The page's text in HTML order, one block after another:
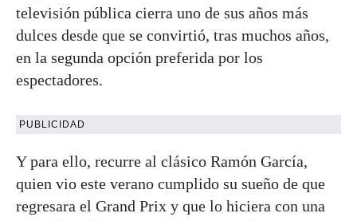
televisión pública cierra uno de sus años más
dulces desde que se convirtió, tras muchos años,
en la segunda opción preferida por los
espectadores.
PUBLICIDAD
Y para ello, recurre al clásico Ramón García,
quien vio este verano cumplido su sueño de que
regresara el Grand Prix y que lo hiciera con una